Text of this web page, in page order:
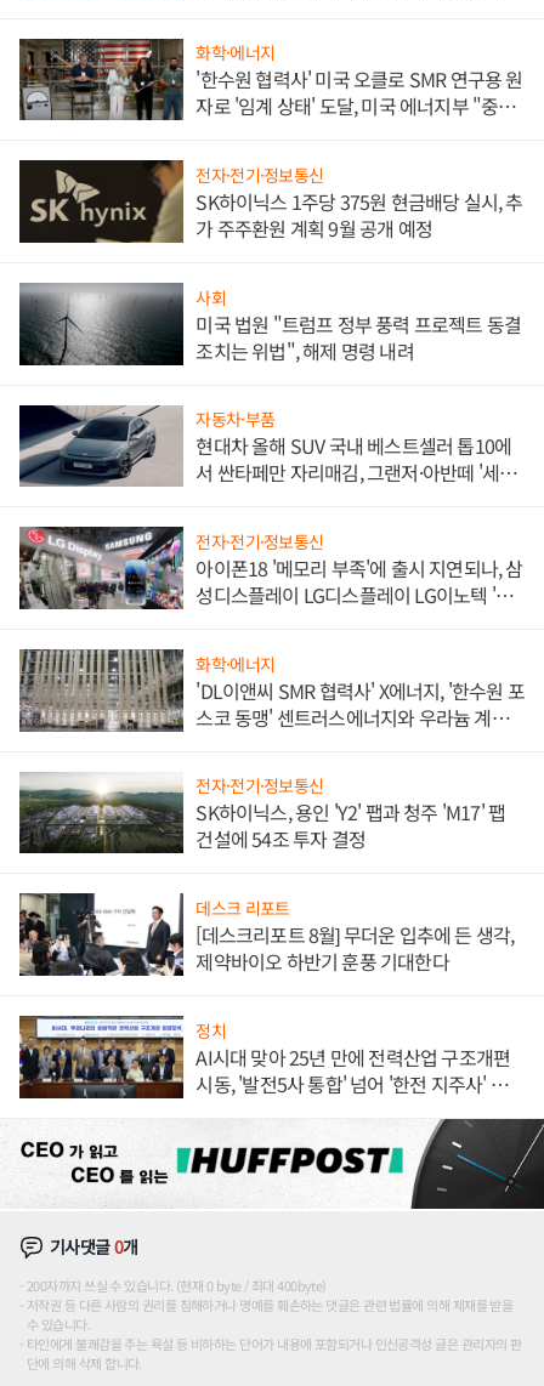
화학·에너지
'한수원 협력사' 미국 오클로 SMR 연구용 원
자로 '임계 상태' 도달, 미국 에너지부 "중요
전자·전기·정보통신
SK하이닉스 1주당 375원 현금배당 실시, 추
가 주주환원 계획 9월 공개 예정
사회
미국 법원 "트럼프 정부 풍력 프로젝트 동결
조치는 위법", 해제 명령 내려
자동차·부품
현대차 올해 SUV 국내 베스트셀러 톱10에
서 싼타페만 자리매김, 그랜저·아반떼 '세단
전자·전기·정보통신
아이폰18 '메모리 부족'에 출시 지연되나, 삼
성디스플레이 LG디스플레이 LG이노텍 '탈
화학·에너지
'DL이앤씨 SMR 협력사' X에너지, '한수원 포
스코 동맹' 센트러스에너지와 우라늄 계약
전자·전기·정보통신
SK하이닉스, 용인 'Y2' 팹과 청주 'M17' 팹
건설에 54조 투자 결정
데스크 리포트
[데스크리포트 8월] 무더운 입추에 든 생각,
제약바이오 하반기 훈풍 기대한다
정치
AI시대 맞아 25년 만에 전력산업 구조개편
시동, '발전5사 통합' 넘어 '한전 지주사' 재편
기사댓글0개
200자까지 쓰실 수 있습니다. (현재 0 byte / 최대 400byte)
저작권 등 다른 사람의 권리를 침해하거나 명예를 훼손하는 댓글은 관련 법률에 의해 제재를 받을
수 있습니다.
타인에게 불쾌감을 주는 욕설 등 비하하는 단어가 내용에 포함되거나 인신공격성 글은 관리자의 판
단에 의해 삭제 합니다.